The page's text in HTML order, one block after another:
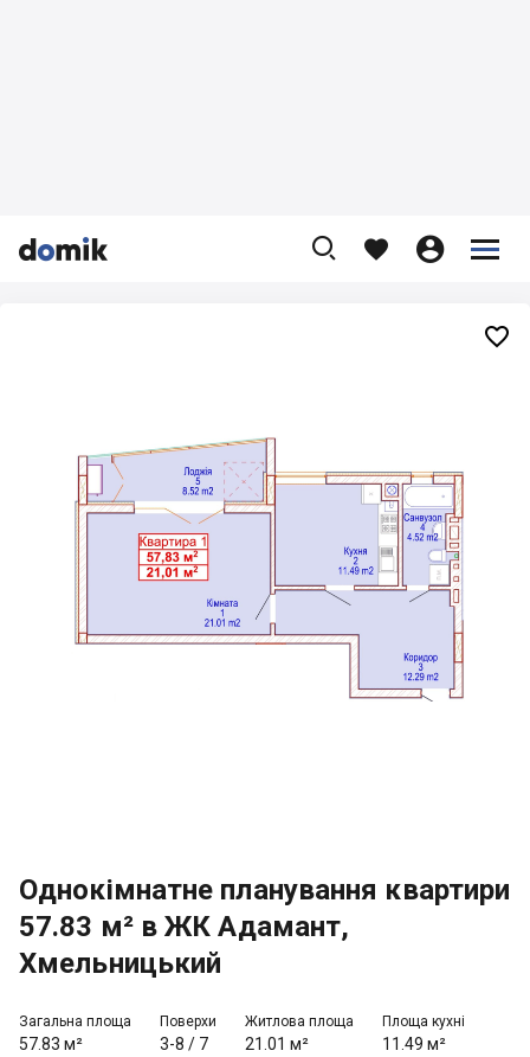


    


Однокімнатне планування квартири
57.83 м² в ЖК Адамант,
Хмельницький
Загальна площа
57.83 м²
Поверхи
3-8 / 7
Житлова площа
21.01 м²
Площа кухні
11.49 м²
